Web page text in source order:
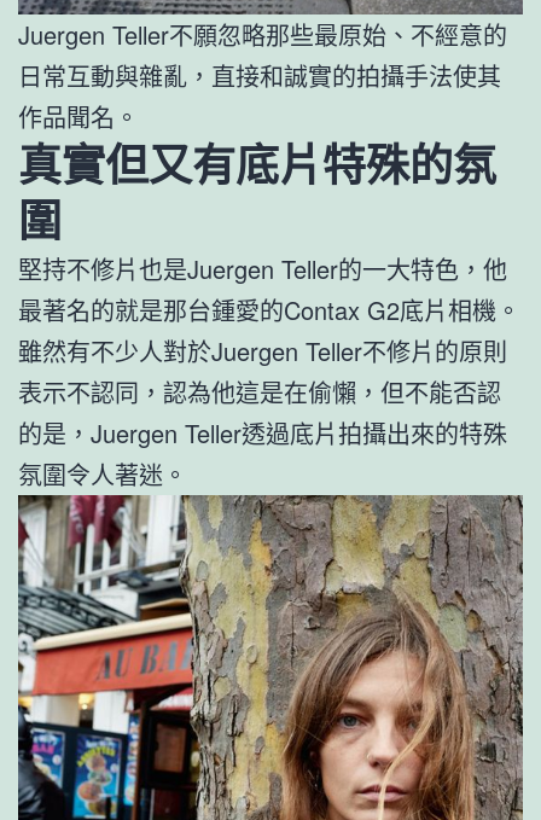
Juergen Teller不願忽略那些最原始、不經意的
日常互動與雜亂，直接和誠實的拍攝手法使其
作品聞名。
真實但又有底片特殊的氛
圍
堅持不修片也是Juergen Teller的一大特色，他
最著名的就是那台鍾愛的Contax G2底片相機。
雖然有不少人對於Juergen Teller不修片的原則
表示不認同，認為他這是在偷懶，但不能否認
的是，Juergen Teller透過底片拍攝出來的特殊
氛圍令人著迷。